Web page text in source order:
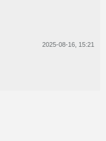
2025-08-16, 15:21